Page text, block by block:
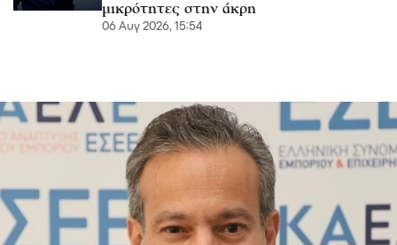
μικρότητες στην άκρη
06 Αυγ 2026, 15:54